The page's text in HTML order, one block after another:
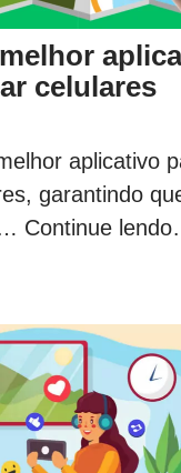
celulares
aplicativo
garantindo
Continue